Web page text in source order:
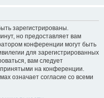
зарегистрированы.
но предоставляет вам
конференции могут быть
для зарегистрированных
вам следует
на конференции.
означает согласие со всеми